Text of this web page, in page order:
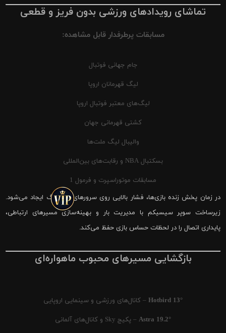
تماشای رویدادهای ورزشی بدون فریز و قطعی
مسابقات پرطرفدار قابل مشاهده:
جام جهانی فوتبال
لیگ قهرمانان اروپا
لیگ‌های معتبر فوتبال اروپا
کشتی قهرمانی جهان
والیبال لیگ ملت‌ها
بسکتبال NBA و رقابت‌های بین‌المللی
مسابقات موتوراسپرت و فرمول 1
در زمان پخش زنده بازی‌ها، فشار بالایی روی سرورهای شیرینگ ایجاد می‌شود.
زیرساخت سوپر سیسیکم با مدیریت بار و بهینه‌سازی مسیرهای ارتباطی،
پایداری اتصال را در لحظات حساس بازی حفظ می‌کند.
بازگشایی مسیرهای محبوب ماهواره‌ای
Hotbird 13° – کانال‌های ورزشی و سینمایی اروپایی
Astra 19.2° – پکیج Sky و کانال‌های آلمانی